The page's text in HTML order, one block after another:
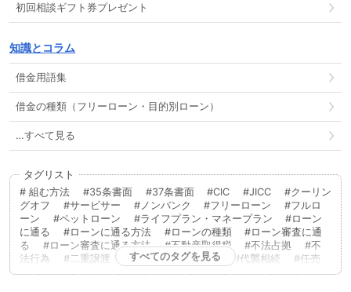
初回相談ギフト券プレゼント
知識とコラム
借金用語集
借金の種類（フリーローン・目的別ローン）
…すべて見る
タグリスト
組む方法
35条書面 37条書面 CIC JICC
クーリン
グオフ
サービサー ノンバンク フリーローン
フルロ
ーン
ペットローン ライフプラン・マネープラン
ローン
に通る
ローンに通る方法 ローンの種類
ローン審査に通
る
ローン審査に通る方法 不動産取得税 不法占拠
不
法行為
二重譲渡 代物弁済 代理人 代襲相続
任売
任意売却
低層住居専用地域 住宅ローン
住宅ローンに通
すべてのタグを見る